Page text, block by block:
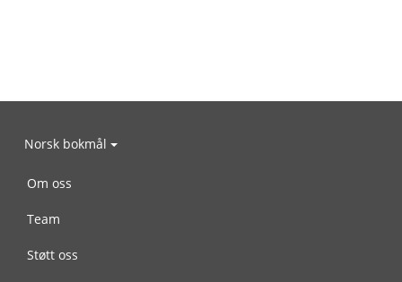
Norsk bokmål
Om oss
Team
Støtt oss